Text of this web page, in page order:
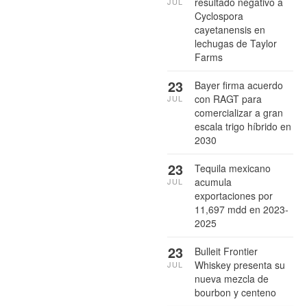
Cyclospora
cayetanensis en
lechugas de Taylor
Farms
Bayer firma acuerdo
con RAGT para
comercializar a gran
escala trigo híbrido en
2030
23
JUL
Tequila mexicano
acumula
exportaciones por
11,697 mdd en 2023-
2025
23
JUL
Bulleit Frontier
Whiskey presenta su
nueva mezcla de
bourbon y centeno
23
JUL